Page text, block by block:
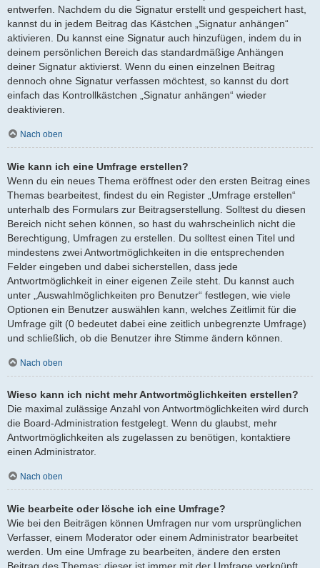
entwerfen. Nachdem du die Signatur erstellt und gespeichert hast,
kannst du in jedem Beitrag das Kästchen „Signatur anhängen“
aktivieren. Du kannst eine Signatur auch hinzufügen, indem du in
deinem persönlichen Bereich das standardmäßige Anhängen
deiner Signatur aktivierst. Wenn du einen einzelnen Beitrag
dennoch ohne Signatur verfassen möchtest, so kannst du dort
einfach das Kontrollkästchen „Signatur anhängen“ wieder
deaktivieren.
Nach oben
Wie kann ich eine Umfrage erstellen?
Wenn du ein neues Thema eröffnest oder den ersten Beitrag eines
Themas bearbeitest, findest du ein Register „Umfrage erstellen“
unterhalb des Formulars zur Beitragserstellung. Solltest du diesen
Bereich nicht sehen können, so hast du wahrscheinlich nicht die
Berechtigung, Umfragen zu erstellen. Du solltest einen Titel und
mindestens zwei Antwortmöglichkeiten in die entsprechenden
Felder eingeben und dabei sicherstellen, dass jede
Antwortmöglichkeit in einer eigenen Zeile steht. Du kannst auch
unter „Auswahlmöglichkeiten pro Benutzer“ festlegen, wie viele
Optionen ein Benutzer auswählen kann, welches Zeitlimit für die
Umfrage gilt (0 bedeutet dabei eine zeitlich unbegrenzte Umfrage)
und schließlich, ob die Benutzer ihre Stimme ändern können.
Nach oben
Wieso kann ich nicht mehr Antwortmöglichkeiten erstellen?
Die maximal zulässige Anzahl von Antwortmöglichkeiten wird durch
die Board-Administration festgelegt. Wenn du glaubst, mehr
Antwortmöglichkeiten als zugelassen zu benötigen, kontaktiere
einen Administrator.
Nach oben
Wie bearbeite oder lösche ich eine Umfrage?
Wie bei den Beiträgen können Umfragen nur vom ursprünglichen
Verfasser, einem Moderator oder einem Administrator bearbeitet
werden. Um eine Umfrage zu bearbeiten, ändere den ersten